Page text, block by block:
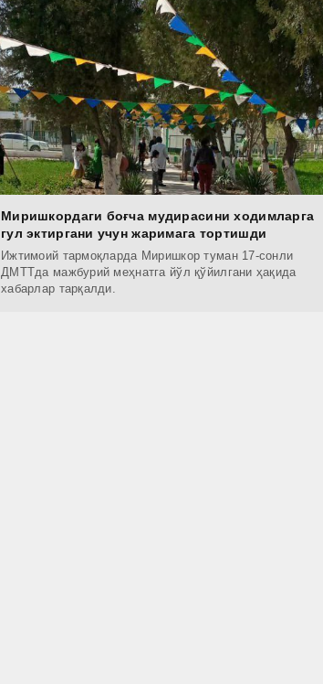
Миришкордаги боғча мудирасини ходимларга
гул эктиргани учун жаримага тортишди
Ижтимоий тармоқларда Миришкор туман 17-сонли
ДМТТда мажбурий меҳнатга йўл қўйилгани ҳақида
хабарлар тарқалди.